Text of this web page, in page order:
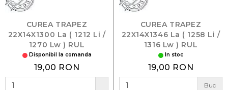
CUREA TRAPEZ
22X14X1300 La ( 1212 Li /
1270 Lw ) RUL
Disponibil la comanda
19,00 RON
CUREA TRAPEZ
22X14X1346 La ( 1258 Li /
1316 Lw ) RUL
In stoc
19,00 RON
Buc